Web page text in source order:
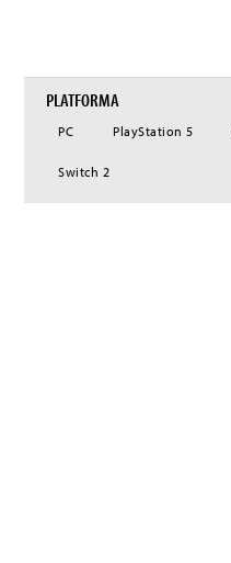
PLATFORMA
PC PlayStation 5
Switch 2